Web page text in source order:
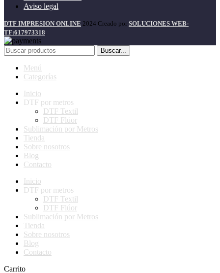
Aviso legal
DTF IMPRESION ONLINE 2024 Creado por SOLUCIONES WEB-
TF:617973318
Buscar...
Menú
Categorías
Inicio
DTF por metros
DTF Textil
DTF Flúor
Sublimación por Metros
Tienda
Sobre nosotros
Blog
Contacto
Inicio
DTF por metros
DTF Textil
DTF Flúor
Sublimación por Metros
Tienda
Sobre nosotros
Blog
Contacto
Carrito